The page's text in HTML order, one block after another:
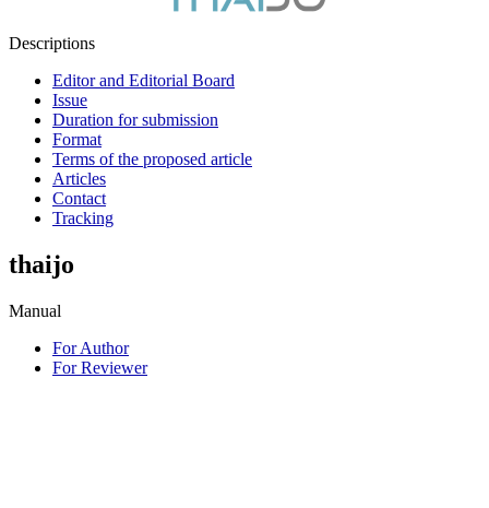
Descriptions
Editor and Editorial Board
Issue
Duration for submission
Format
Terms of the proposed article
Articles
Contact
Tracking
thaijo
Manual
For Author
For Reviewer